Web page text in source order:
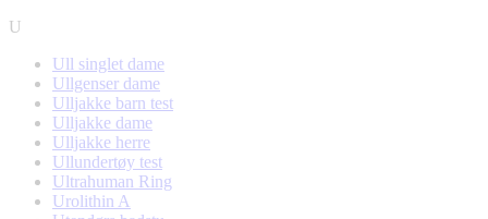
U
Ull singlet dame
Ullgenser dame
Ulljakke barn test
Ulljakke dame
Ulljakke herre
Ullundertøy test
Ultrahuman Ring
Urolithin A